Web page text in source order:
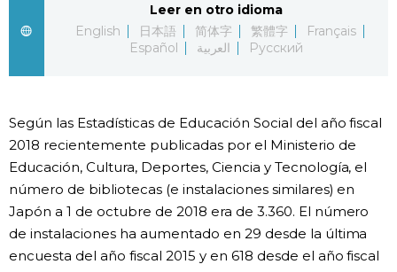
Gente
Blog
Tokio
official SNS
Leer en otro idioma
English
日本語 简体字 繁體字
Français
Español
العربية Русский
Según las Estadísticas de Educación Social del año fiscal
2018 recientemente publicadas por el Ministerio de
Educación, Cultura, Deportes, Ciencia y Tecnología, el
número de bibliotecas (e instalaciones similares) en
Japón a 1 de octubre de 2018 era de 3.360. El número
de instalaciones ha aumentado en 29 desde la última
encuesta del año fiscal 2015 y en 618 desde el año fiscal